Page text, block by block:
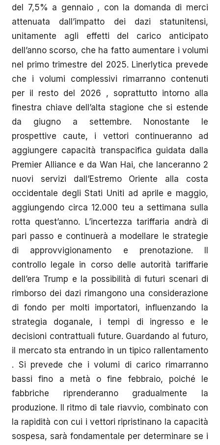
del 7,5% a gennaio , con la domanda di merci
attenuata dall’impatto dei dazi statunitensi,
unitamente agli effetti del carico anticipato
dell’anno scorso, che ha fatto aumentare i volumi
nel primo trimestre del 2025. Linerlytica prevede
che i volumi complessivi rimarranno contenuti
per il resto del 2026 , soprattutto intorno alla
finestra chiave dell’alta stagione che si estende
da giugno a settembre. Nonostante le
prospettive caute, i vettori continueranno ad
aggiungere capacità transpacifica guidata dalla
Premier Alliance e da Wan Hai, che lanceranno 2
nuovi servizi dall’Estremo Oriente alla costa
occidentale degli Stati Uniti ad aprile e maggio,
aggiungendo circa 12.000 teu a settimana sulla
rotta quest’anno. L’incertezza tariffaria andrà di
pari passo e continuerà a modellare le strategie
di approvvigionamento e prenotazione. Il
controllo legale in corso delle autorità tariffarie
dell’era Trump e la possibilità di futuri scenari di
rimborso dei dazi rimangono una considerazione
di fondo per molti importatori, influenzando la
strategia doganale, i tempi di ingresso e le
decisioni contrattuali future. Guardando al futuro,
il mercato sta entrando in un tipico rallentamento
. Si prevede che i volumi di carico rimarranno
bassi fino a metà o fine febbraio, poiché le
fabbriche riprenderanno gradualmente la
produzione. Il ritmo di tale riavvio, combinato con
la rapidità con cui i vettori ripristinano la capacità
sospesa, sarà fondamentale per determinare se i